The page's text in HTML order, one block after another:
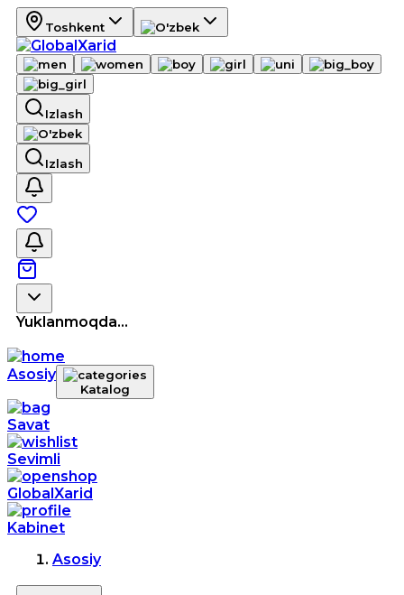
Toshkent
Izlash
Izlash
Yuklanmoqda...
Asosiy
Katalog
Savat
Sevimli
GlobalXarid
Kabinet
Asosiy